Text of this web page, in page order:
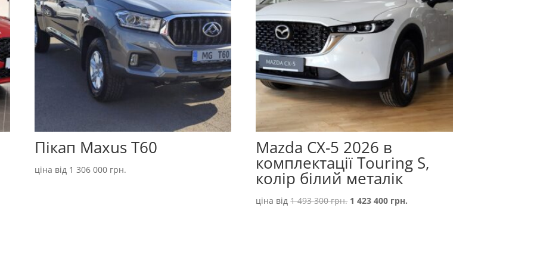
Пікап Maxus T60
ціна від 1 306 000 грн.
Mazda CX-5 2026 в
комплектації Touring S,
колір білий металік
ціна від1 493 300грн. Оригінальна
1 423 400 грн.